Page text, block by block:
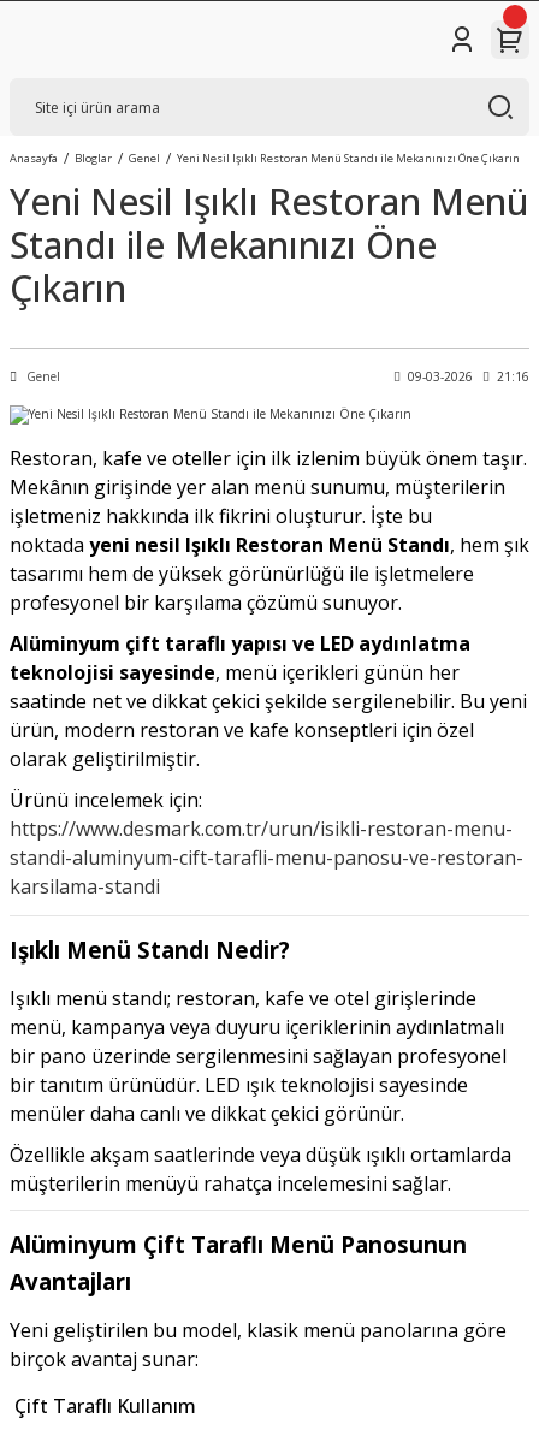
Anasayfa Bloglar Genel Yeni Nesil Işıklı Restoran Menü Standı ile Mekanınızı Öne Çıkarın
Yeni Nesil Işıklı Restoran Menü
Standı ile Mekanınızı Öne
Çıkarın
Genel 09-03-2026 21:16
Restoran, kafe ve oteller için ilk izlenim büyük önem taşır.
Mekânın girişinde yer alan menü sunumu, müşterilerin
işletmeniz hakkında ilk fikrini oluşturur. İşte bu
noktada yeni nesil Işıklı Restoran Menü Standı, hem şık
tasarımı hem de yüksek görünürlüğü ile işletmelere
profesyonel bir karşılama çözümü sunuyor.
Alüminyum çift taraflı yapısı ve LED aydınlatma
teknolojisi sayesinde, menü içerikleri günün her
saatinde net ve dikkat çekici şekilde sergilenebilir. Bu yeni
ürün, modern restoran ve kafe konseptleri için özel
olarak geliştirilmiştir.
Ürünü incelemek için:
https://www.desmark.com.tr/urun/isikli-restoran-menu-
standi-aluminyum-cift-tarafli-menu-panosu-ve-restoran-
karsilama-standi
Işıklı Menü Standı Nedir?
Işıklı menü standı; restoran, kafe ve otel girişlerinde
menü, kampanya veya duyuru içeriklerinin aydınlatmalı
bir pano üzerinde sergilenmesini sağlayan profesyonel
bir tanıtım ürünüdür. LED ışık teknolojisi sayesinde
menüler daha canlı ve dikkat çekici görünür.
Özellikle akşam saatlerinde veya düşük ışıklı ortamlarda
müşterilerin menüyü rahatça incelemesini sağlar.
Alüminyum Çift Taraflı Menü Panosunun
Avantajları
Yeni geliştirilen bu model, klasik menü panolarına göre
birçok avantaj sunar:
Çift Taraflı Kullanım